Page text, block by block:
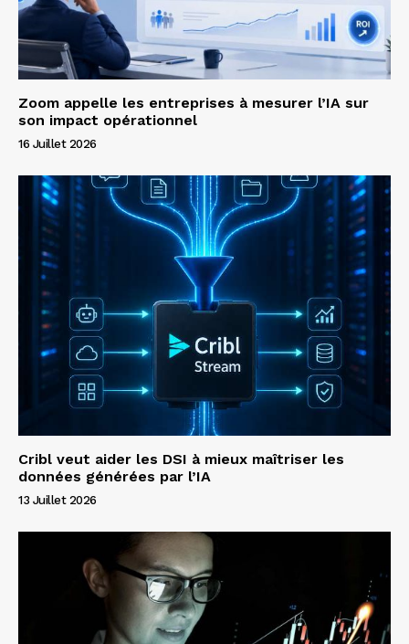
Zoom appelle les entreprises à mesurer l’IA sur
son impact opérationnel
16 Juillet 2026
Cribl veut aider les DSI à mieux maîtriser les
données générées par l’IA
13 Juillet 2026